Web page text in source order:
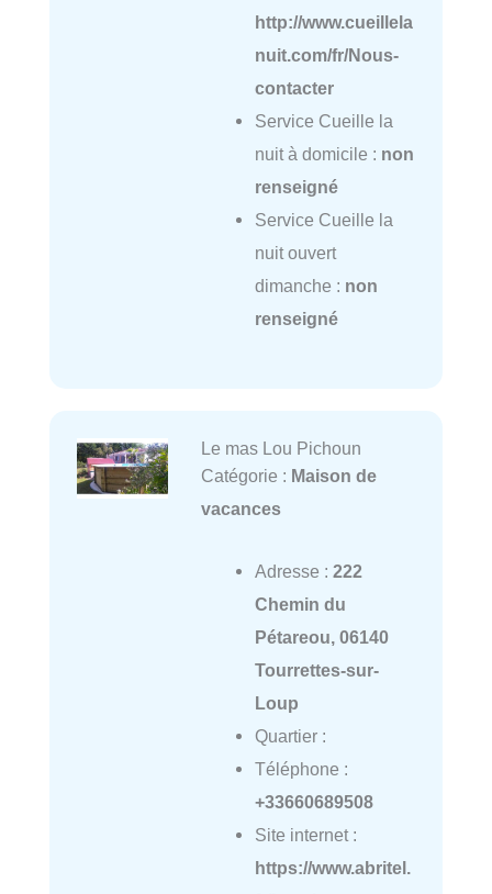
http://www.cueillela
nuit.com/fr/Nous-
contacter
Service Cueille la
nuit à domicile : non
renseigné
Service Cueille la
nuit ouvert
dimanche : non
renseigné
Le mas Lou Pichoun
Catégorie : Maison de
vacances
Adresse : 222
Chemin du
Pétareou, 06140
Tourrettes-sur-
Loup
Quartier :
Téléphone :
+33660689508
Site internet :
https://www.abritel.